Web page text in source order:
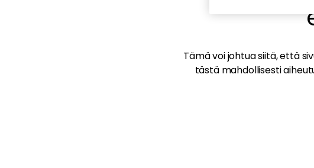
Tämä voi johtua siitä, että
tästä mahdollisesti